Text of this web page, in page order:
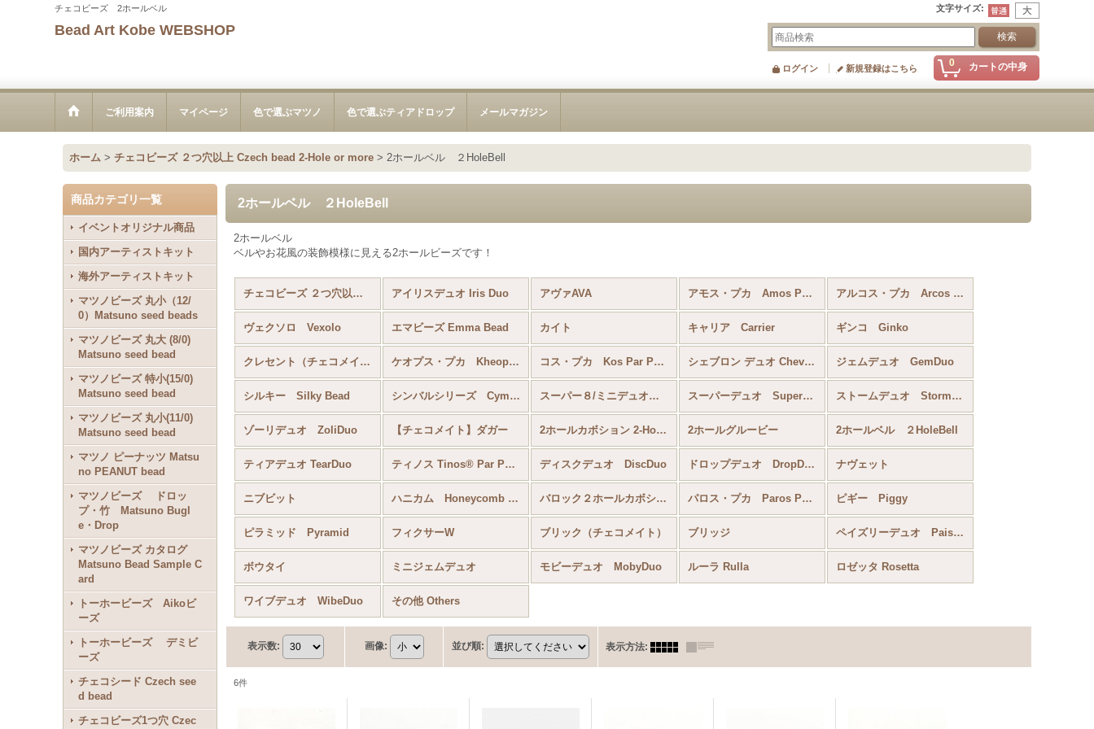
チェコビーズ 2ホールベル 文字サイズ:
Bead Art Kobe WEBSHOP
0 カートの中身
ログイン 新規登録はこちら
ご利用案内 マイページ 色で選ぶマツノ 色で選ぶティアドロップ メールマガジン
ホーム > チェコビーズ ２つ穴以上 Czech bead 2-Hole or more > 2ホールベル ２HoleBell
商品カテゴリ一覧
イベントオリジナル商品
国内アーティストキット
海外アーティストキット
マツノビーズ 丸小（12/
0）Matsuno seed beads
マツノビーズ 丸大 (8/0)
Matsuno seed bead
マツノビーズ 特小(15/0)
Matsuno seed bead
マツノビーズ 丸小(11/0)
Matsuno seed bead
マツノ ピーナッツ Matsu
no PEANUT bead
マツノビーズ ドロッ
プ・竹 Matsuno Bugl
e・Drop
マツノビーズ カタログ
Matsuno Bead Sample C
ard
トーホービーズ Aikoビ
ーズ
トーホービーズ デミビ
ーズ
チェコシード Czech see
d bead
チェコビーズ1つ穴 Czec
2ホールベル ２HoleBell
2ホールベル
ベルやお花風の装飾模様に見える2ホールビーズです！
チェコビーズ ２つ穴以上 Czech bead 2-Hole or more (全商品) アイリスデュオ Iris Duo アヴァAVA アモス・プカ Amos Par Puca アルコス・プカ Arcos Par Puca
ヴェクソロ Vexolo エマビーズ Emma Bead カイト キャリア Carrier ギンコ Ginko
クレセント（チェコメイト） Crescent CzechMates® ケオプス・プカ Kheops® Par Puca® コス・プカ Kos Par Puka シェブロン デュオ Chevron Duo ジェムデュオ GemDuo
シルキー Silky Bead シンバルシリーズ Cymbal スーパー８/ミニデュオ Super8/MiniDuo スーパーデュオ SuperDuo ストームデュオ StormDuo
ゾーリデュオ ZoliDuo 【チェコメイト】ダガー 2ホールカボション 2-Hole Cabochon 2ホールグルービー 2ホールベル ２HoleBell
ティアデュオ TearDuo ティノス Tinos® Par Puca® ディスクデュオ DiscDuo ドロップデュオ DropDuo ナヴェット
ニブビット ハニカム Honeycomb Bead バロック２ホールカボション パロス・プカ Paros Par Puca ピギー Piggy
ピラミッド Pyramid フィクサーW ブリック（チェコメイト） ブリッジ ペイズリーデュオ Paisely Duo
ボウタイ ミニジェムデュオ モビーデュオ MobyDuo ルーラ Rulla ロゼッタ Rosetta
ワイブデュオ WibeDuo その他 Others
表示数: 画像: 並び順: 表示方法:
6件